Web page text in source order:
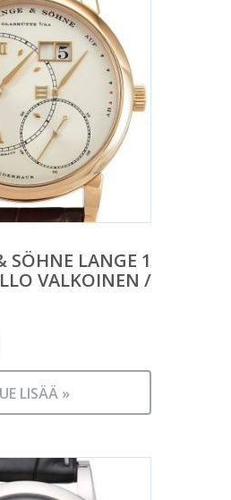
SÖHNE LANGE 1
VALKOINEN /
LISÄÄ »